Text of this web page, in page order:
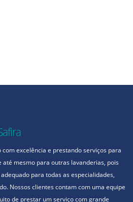
excelência e prestando serviços para
até mesmo para outras lavanderias, pois
para todas as especialidades,
Nossos clientes contam com uma equipe
de prestar um serviço com grande